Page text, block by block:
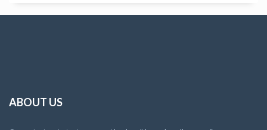
ABOUT US